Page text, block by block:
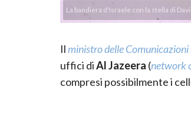
La bandiera d'Israele con la stella di
Il ministro delle
uffici diAl Jazeera (network
compresi possibilmente i